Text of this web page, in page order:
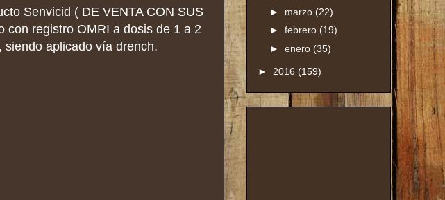
Senvicid ( DE VENTA CON SUS
con registro OMRI a dosis de 1 a 2
aplicado vía drench.
► marzo (22)
► febrero (19)
► enero (35)
► 2016 (159)